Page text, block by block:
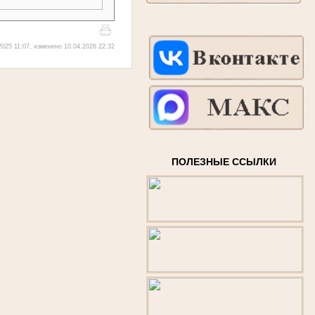
ПОЛЕЗНЫЕ ССЫЛКИ
11:07, изменено 10.04.2026 22:32